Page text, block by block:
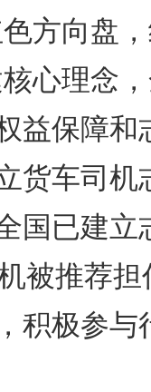
方向盘
心理念
益保障和
货车司机
国已建立
被推荐担
积极参与